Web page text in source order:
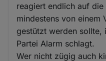
reagiert endlich auf
mindestens von einem
gestützt werden sollte,
Partei Alarm schlagt.
Wer nicht zügig auch